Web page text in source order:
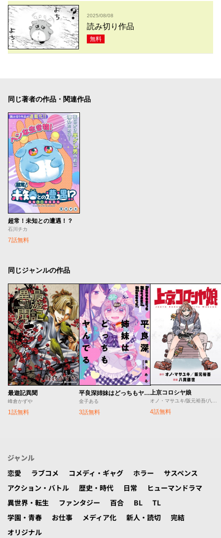
2025/08/08
読み切り作品
無料
同じ著者の作品・関連作品
超常！未知との遭遇！？
石川チカ
7話無料
同じジャンルの作品
最遊記異聞
峰倉かずや
1話無料
平良深姉妹はどっちもヤんでる
金子ある
3話無料
上京コロシヤ娘
4話無料
ジャンル
恋愛
ラブコメ コメディ・ギャグ ホラー
サスペンス
アクション・バトル
歴史・時代 日常
ヒューマンドラマ
異世界・転生
ファンタジー 百合 BL
TL
学園・青春
お仕事 メディア化 新人・読切
完結
オリジナル